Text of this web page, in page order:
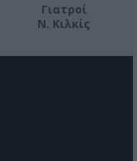
Γιατροί
Ν. Κιλκίς